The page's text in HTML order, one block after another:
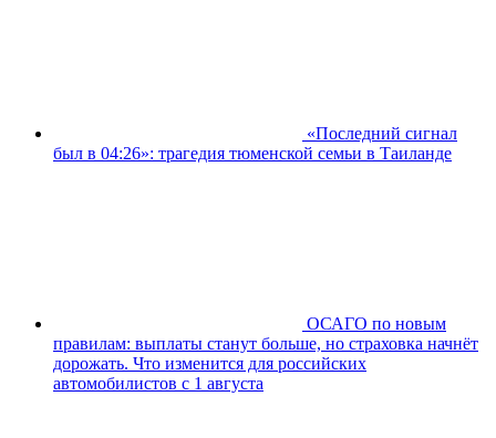
«Последний сигнал
был в 04:26»: трагедия тюменской семьи в Таиланде
ОСАГО по новым
правилам: выплаты станут больше, но страховка начнёт
дорожать. Что изменится для российских
автомобилистов с 1 августа